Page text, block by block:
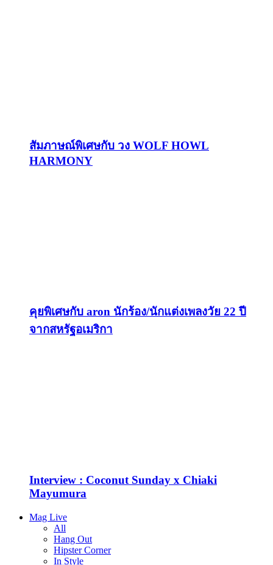
สัมภาษณ์พิเศษกับ วง WOLF HOWL
HARMONY
คุยพิเศษกับ aron นักร้อง/นักแต่งเพลงวัย 22 ปี
จากสหรัฐอเมริกา
Interview : Coconut Sunday x Chiaki
Mayumura
Mag Live
All
Hang Out
Hipster Corner
In Style